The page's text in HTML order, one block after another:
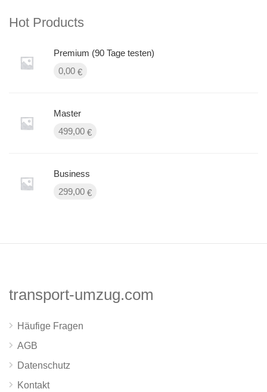
Hot Products
Premium (90 Tage testen)
0,00 €
Master
499,00 €
Business
299,00 €
transport-umzug.com
Häufige Fragen
AGB
Datenschutz
Kontakt